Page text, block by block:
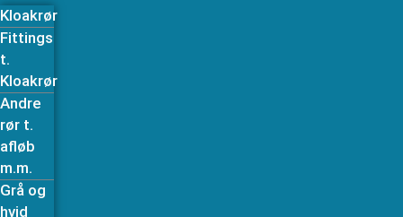
Kloakrør
Fittings
t.
Kloakrør
Andre
rør t.
afløb
m.m.
Grå og
hvid